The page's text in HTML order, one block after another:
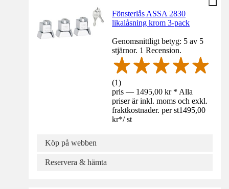
Fönsterlås ASSA 2830
likalåsning krom 3-pack
Genomsnittligt betyg: 5 av 5
stjärnor. 1 Recension.
(1)
pris — 1495,00 kr * Alla
priser är inkl. moms och exkl.
fraktkostnader. per st1495,00
kr*/ st
Köp på webben
Reservera & hämta